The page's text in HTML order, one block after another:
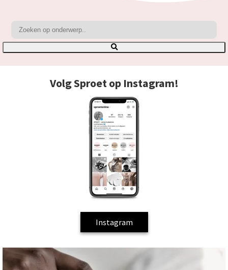
Volg Sproet op Instagram!
Instagram